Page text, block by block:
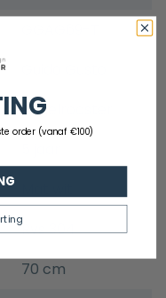
Tegelrooster
Rvs 304
70 cm
order (vanaf €100)